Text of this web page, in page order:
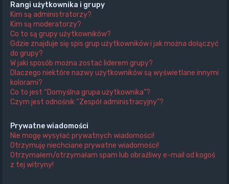
Rangi użytkownika i grupy
Kim są administratorzy?
Kim są moderatorzy?
Co to są grupy użytkowników?
Gdzie znajduje się spis grup użytkowników i jak można dołączyć
do grupy?
W jaki sposób można zostać liderem grupy?
Dlaczego niektóre nazwy użytkowników są wyświetlane innymi
kolorami?
Co to jest “Domyślna grupa użytkownika”?
Czym jest odnośnik “Zespół administracyjny”?
Prywatne wiadomości
Nie mogę wysyłać prywatnych wiadomości!
Otrzymuję niechciane prywatne wiadomości!
Otrzymałem/otrzymałam spam lub obraźliwy e-mail od kogoś
z tej witryny!